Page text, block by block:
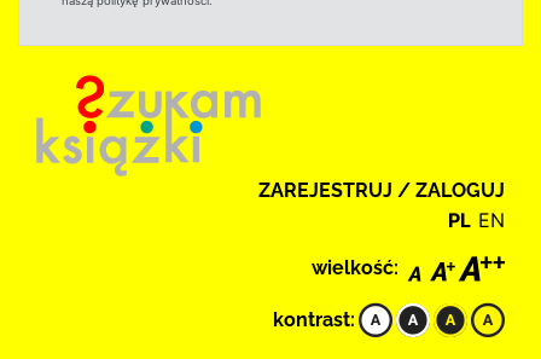
ZAREJESTRUJ / ZALOGUJ
PL EN
wielkość:
kontrast: